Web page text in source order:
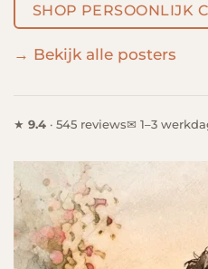
SHOP PERSOONLIJK
→ Bekijk alle posters
★ 9.4 · 545 reviews✉ 1–3